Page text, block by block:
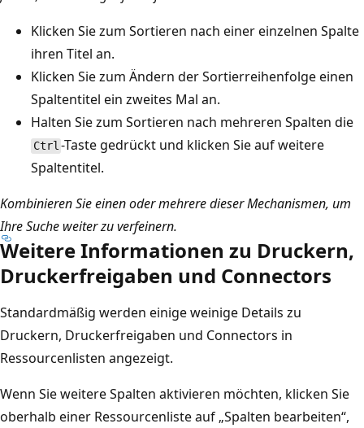
Klicken Sie zum Sortieren nach einer einzelnen Spalte
ihren Titel an.
Klicken Sie zum Ändern der Sortierreihenfolge einen
Spaltentitel ein zweites Mal an.
Halten Sie zum Sortieren nach mehreren Spalten die
Ctrl -Taste gedrückt und klicken Sie auf weitere
Spaltentitel.
Kombinieren Sie einen oder mehrere dieser Mechanismen, um
Ihre Suche weiter zu verfeinern.
Weitere Informationen zu Druckern,
Druckerfreigaben und Connectors
Standardmäßig werden einige weinige Details zu
Druckern, Druckerfreigaben und Connectors in
Ressourcenlisten angezeigt.
Wenn Sie weitere Spalten aktivieren möchten, klicken Sie
oberhalb einer Ressourcenliste auf „Spalten bearbeiten“,